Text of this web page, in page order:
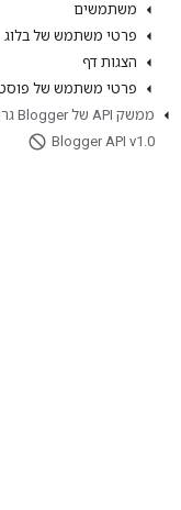
משתמשים
פרטי משתמש של בלוג
הצגות דף
פרטי משתמש של
ממשק API של Blogger גרסה 2
Blogger API v1 .0